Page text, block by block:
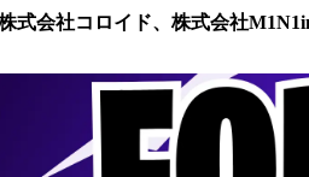
式会社コロイド、株式会社